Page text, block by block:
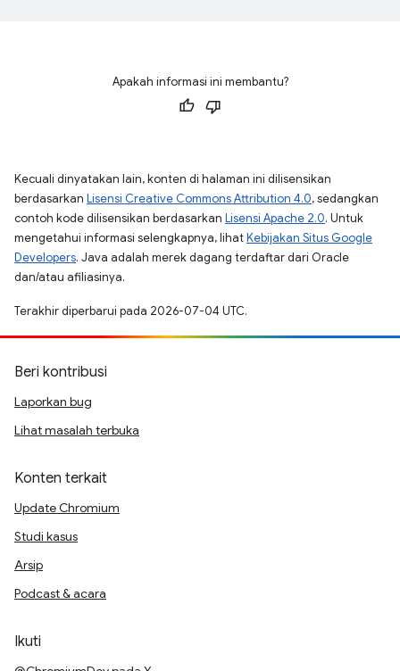
Apakah informasi ini membantu?
Kecuali dinyatakan lain, konten di halaman ini dilisensikan
berdasarkan Lisensi Creative Commons Attribution 4.0, sedangkan
contoh kode dilisensikan berdasarkan Lisensi Apache 2.0. Untuk
mengetahui informasi selengkapnya, lihatKebijakan Situs Google
Developers. Java adalah merek dagang terdaftar dari Oracle
dan/atau afiliasinya.
Terakhir diperbarui pada 2026-07-04 UTC.
Beri kontribusi
Laporkan bug
Lihat masalah terbuka
Konten terkait
Update Chromium
Studi kasus
Arsip
Podcast & acara
Ikuti